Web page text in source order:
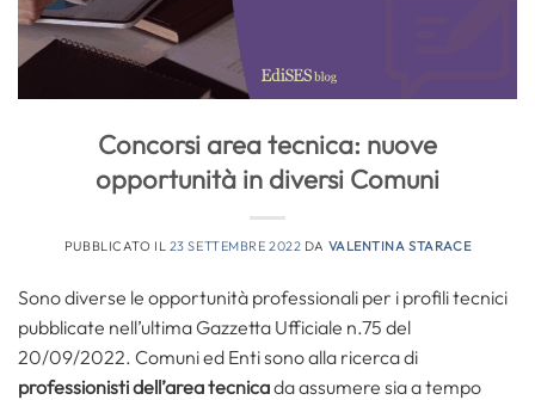
Concorsi area tecnica: nuove
opportunità in diversi Comuni
PUBBLICATO IL 23 SETTEMBRE 2022 DA VALENTINA STARACE
Sono diverse le opportunità professionali per i profili tecnici
pubblicate nell’ultima Gazzetta Ufficiale n.75 del
20/09/2022. Comuni ed Enti sono alla ricerca di
professionisti dell’area tecnicada assumere sia a tempo